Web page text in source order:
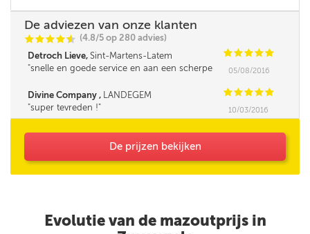
De adviezen van onze klanten
CCCCi
@ (4.8/5 op 280 advies)
Detroch Lieve, Sint-Martens-Latem CCCCC
snelle en goede service en aan een scherpe
05/08/2016
Divine Company , LANDEGEM CCCCC
super tevreden !
10/03/2016
De prijzen bekijken
Evolutie van de mazoutprijs in